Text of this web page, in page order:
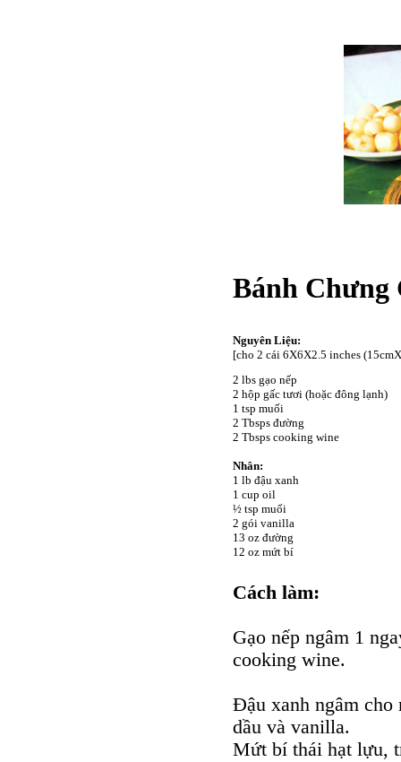
Bánh Chưng
Nguyên Liệu:
[cho 2 cái 6X6X2.5 inches
2 lbs gạo nếp
2 hộp gấc tươi (hoặc đông lạnh)
1 tsp muối
2 Tbsps đường
2 Tbsps cooking wine
Nhân:
1 lb đậu xanh
1 cup oil
½ tsp muối
2 gói vanilla
13 oz đường
12 oz mứt bí
Cách làm:
Gạo nếp ngâm 1
cooking wine.
Đậu xanh ngâm
dầu và vanilla.
Mứt bí thái hạt lựu,